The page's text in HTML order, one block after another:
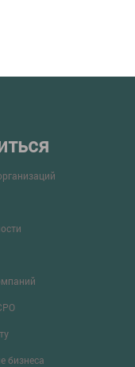
бизнеса